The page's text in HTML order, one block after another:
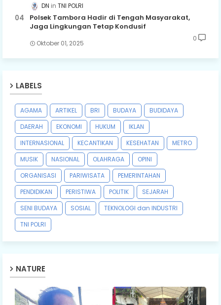
DN TNI POLRI
Polsek Tambora Hadir di Tengah Masyarakat,
Jaga Lingkungan Tetap Kondusif
Oktober 01, 2025
0
LABELS
AGAMA ARTIKEL BRI BUDAYA
BUDIDAYA
DAERAH
EKONOMI HUKUM
IKLAN
INTERNASIONAL
KECANTIKAN KESEHATAN
METRO
MUSIK
NASIONAL OLAHRAGA
OPINI
ORGANISASI
PARIWISATA
PEMERINTAHAN
PENDIDIKAN
PERISTIWA POLITIK
SEJARAH
SENI BUDAYA
SOSIAL
TEKNOLOGI dan INDUSTRI
TNI POLRI
NATURE